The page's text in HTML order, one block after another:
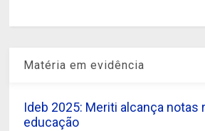
Matéria em evidência
Ideb 2025: Meriti alcança notas
educação